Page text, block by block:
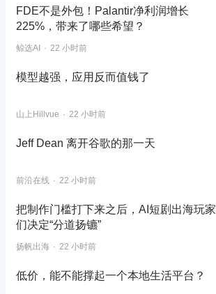
FDE不是外包！Palantir净利润增长
225%，带来了哪些希望？
鲸选AI 22 小时前
模型越强，应用反而值钱了
山上Hillvue 22 小时前
Jeff Dean 离开谷歌的那一天
前沿在线 22 小时前
把制作门槛打下来之后，AI短剧出海玩家
们决定“分道扬镳”
扬帆出海 22 小时前
低价，能不能撑起一个本地生活平台？